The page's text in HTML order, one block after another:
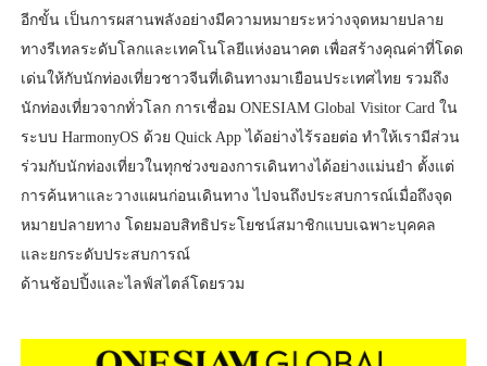
อีกขั้น เป็นการผสานพลังอย่างมีความหมายระหว่างจุดหมายปลาย
ทางรีเทลระดับโลกและเทคโนโลยีแห่งอนาคต เพื่อสร้างคุณค่าที่โดด
เด่นให้กับนักท่องเที่ยวชาวจีนที่เดินทางมาเยือนประเทศไทย รวมถึง
นักท่องเที่ยวจากทั่วโลก การเชื่อม ONESIAM Global Visitor Card ใน
ระบบ HarmonyOS ด้วย Quick App ได้อย่างไร้รอยต่อ ทำให้เรามีส่วน
ร่วมกับนักท่องเที่ยวในทุกช่วงของการเดินทางได้อย่างแม่นยำ ตั้งแต่
การค้นหาและวางแผนก่อนเดินทาง ไปจนถึงประสบการณ์เมื่อถึงจุด
หมายปลายทาง โดยมอบสิทธิประโยชน์สมาชิกแบบเฉพาะบุคคล
และยกระดับประสบการณ์
ด้านช้อปปิ้งและไลฟ์สไตล์โดยรวม